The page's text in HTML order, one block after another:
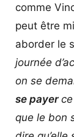
comme
peut être
aborder le
journée
on se
se payer
que le bon